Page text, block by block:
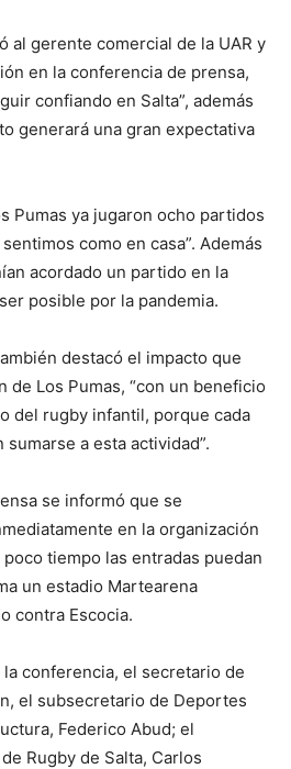
al gerente comercial de la UAR y
en la conferencia de prensa,
confiando en Salta”, además
generará una gran expectativa
Pumas ya jugaron ocho partidos
como en casa”. Además
acordado un partido en la
posible por la pandemia.
destacó el impacto que
de Los Pumas, “con un beneficio
del rugby infantil, porque cada
a esta actividad”.
se informó que se
en la organización
tiempo las entradas puedan
un estadio Martearena
contra Escocia.
conferencia, el secretario de
el subsecretario de Deportes
Federico Abud; el
Rugby de Salta, Carlos